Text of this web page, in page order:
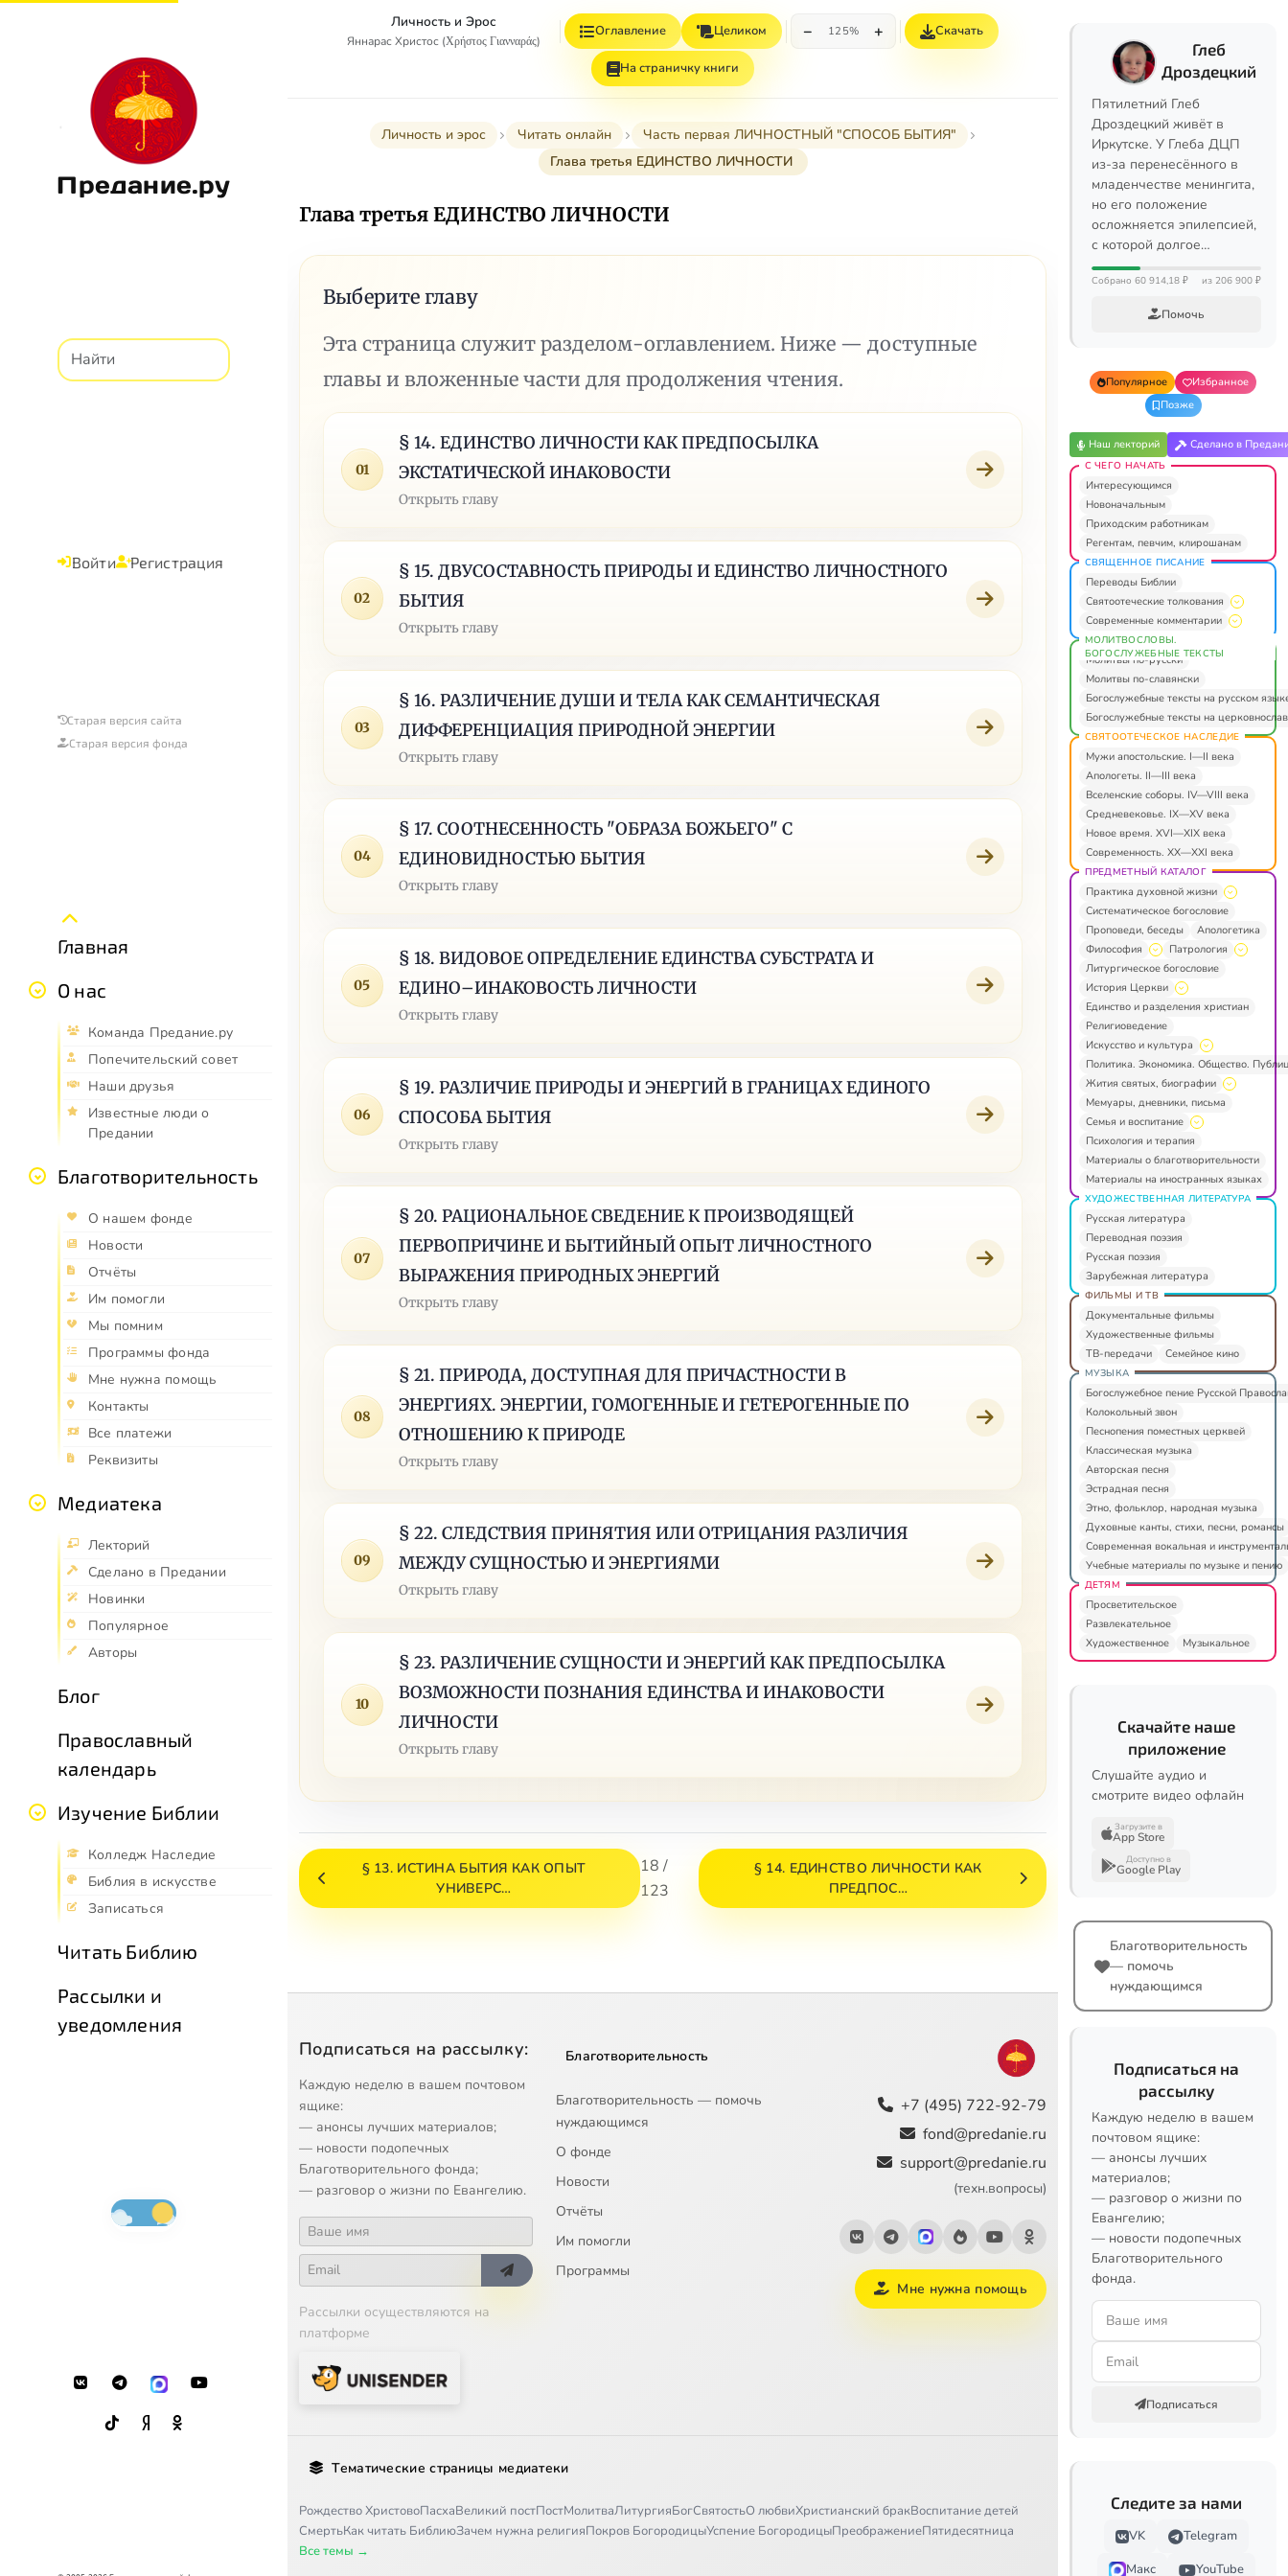
Предание.ру
Войти Регистрация
Старая версия сайта
Старая версия фонда
Главная
О нас
Команда Предание.ру
Попечительский совет
Наши друзья
Известные люди о
Предании
Благотворительность
О нашем фонде
Новости
Отчёты
Им помогли
Мы помним
Программы фонда
Мне нужна помощь
Контакты
Все платежи
Реквизиты
Медиатека
Лекторий
Сделано в Предании
Новинки
Популярное
Авторы
Блог
Православный
календарь
Изучение Библии
Колледж Наследие
Библия в искусстве
Записаться
Читать Библию
Рассылки и
уведомления
Личность и Эрос
Яннарас Христос (Χρήστος Γιανναράς)
Оглавление Целиком − 125% + Скачать
На страничку книги
Личность и эрос Читать онлайн
Часть первая ЛИЧНОСТНЫЙ "СПОСОБ БЫТИЯ"
Глава третья ЕДИНСТВО ЛИЧНОСТИ
Глава третья ЕДИНСТВО ЛИЧНОСТИ
Выберите главу
Эта страница служит разделом-оглавлением. Ниже — доступные
главы и вложенные части для продолжения чтения.
01
§ 14. ЕДИНСТВО ЛИЧНОСТИ КАК ПРЕДПОСЫЛКА
ЭКСТАТИЧЕСКОЙ ИНАКОВОСТИ
Открыть главу
02
§ 15. ДВУСОСТАВНОСТЬ ПРИРОДЫ И ЕДИНСТВО ЛИЧНОСТНОГО
БЫТИЯ
Открыть главу
03
§ 16. РАЗЛИЧЕНИЕ ДУШИ И ТЕЛА КАК СЕМАНТИЧЕСКАЯ
ДИФФЕРЕНЦИАЦИЯ ПРИРОДНОЙ ЭНЕРГИИ
Открыть главу
04
§ 17. СООТНЕСЕННОСТЬ "ОБРАЗА БОЖЬЕГО" С
ЕДИНОВИДНОСТЬЮ БЫТИЯ
Открыть главу
05
§ 18. ВИДОВОЕ ОПРЕДЕЛЕНИЕ ЕДИНСТВА СУБСТРАТА И
ЕДИНО–ИНАКОВОСТЬ ЛИЧНОСТИ
Открыть главу
06
§ 19. РАЗЛИЧИЕ ПРИРОДЫ И ЭНЕРГИЙ В ГРАНИЦАХ ЕДИНОГО
СПОСОБА БЫТИЯ
Открыть главу
07
§ 20. РАЦИОНАЛЬНОЕ СВЕДЕНИЕ К ПРОИЗВОДЯЩЕЙ
ПЕРВОПРИЧИНЕ И БЫТИЙНЫЙ ОПЫТ ЛИЧНОСТНОГО
ВЫРАЖЕНИЯ ПРИРОДНЫХ ЭНЕРГИЙ
Открыть главу
08
§ 21. ПРИРОДА, ДОСТУПНАЯ ДЛЯ ПРИЧАСТНОСТИ В
ЭНЕРГИЯХ. ЭНЕРГИИ, ГОМОГЕННЫЕ И ГЕТЕРОГЕННЫЕ ПО
ОТНОШЕНИЮ К ПРИРОДЕ
Открыть главу
09
§ 22. СЛЕДСТВИЯ ПРИНЯТИЯ ИЛИ ОТРИЦАНИЯ РАЗЛИЧИЯ
МЕЖДУ СУЩНОСТЬЮ И ЭНЕРГИЯМИ
Открыть главу
10
§ 23. РАЗЛИЧЕНИЕ СУЩНОСТИ И ЭНЕРГИЙ КАК ПРЕДПОСЫЛКА
ВОЗМОЖНОСТИ ПОЗНАНИЯ ЕДИНСТВА И ИНАКОВОСТИ
ЛИЧНОСТИ
Открыть главу
§ 13. ИСТИНА БЫТИЯ КАК ОПЫТ
УНИВЕРС…
18 /
123
§ 14. ЕДИНСТВО ЛИЧНОСТИ КАК
ПРЕДПОС…
Подписаться на рассылку:
Каждую неделю в вашем почтовом
ящике:
— анонсы лучших материалов;
— новости подопечных
Благотворительного фонда;
— разговор о жизни по Евангелию.
Рассылки осуществляются на
платформе
Благотворительность
Благотворительность — помочь
нуждающимся
О фонде
Новости
Отчёты
Им помогли
Программы
+7 (495) 722-92-79
fond@predanie.ru
support@predanie.ru
(техн.вопросы)
Мне нужна помощь
Тематические страницы медиатеки
Рождество ХристовоПасхаВеликий постПостМолитваЛитургияБогСвятостьО любвиХристианский бракВоспитание детей
СмертьКак читать БиблиюЗачем нужна религияПокров БогородицыУспение БогородицыПреображениеПятидесятница
Все темы →
Глеб
Дроздецкий
Пятилетний Глеб
Дроздецкий живёт в
Иркутске. У Глеба ДЦП
из-за перенесённого в
младенчестве менингита,
но его положение
осложняется эпилепсией,
с которой долгое…
Собрано 60 914,18 ₽ из 206 900 ₽
Помочь
Популярное
Избранное
Позже
Наш лекторий Сделано в
С ЧЕГО НАЧАТЬ
Интересующимся
Новоначальным
Приходским работникам
Регентам, певчим, клирошанам
СВЯЩЕННОЕ ПИСАНИЕ
Переводы Библии
Святоотеческие толкования
Современные комментарии
МОЛИТВОСЛОВЫ.
БОГОСЛУЖЕБНЫЕ ТЕКСТЫ
Молитвы по-русски
Молитвы по-славянски
Богослужебные тексты на русском
Богослужебные тексты на
СВЯТООТЕЧЕСКОЕ НАСЛЕДИЕ
Мужи апостольские. I—II века
Апологеты. II—III века
Вселенские соборы. IV—VIII века
Средневековье. IX—XV века
Новое время. XVI—XIX века
Современность. XX—XXI века
ПРЕДМЕТНЫЙ КАТАЛОГ
Практика духовной жизни
Систематическое богословие
Проповеди, беседы
Апологетика
Философия
Патрология
Литургическое богословие
История Церкви
Единство и разделения христиан
Религиоведение
Искусство и культура
Политика. Экономика. Общество.
Жития святых, биографии
Мемуары, дневники, письма
Семья и воспитание
Психология и терапия
Материалы о благотворительности
Материалы на иностранных языках
ХУДОЖЕСТВЕННАЯ ЛИТЕРАТУРА
Русская литература
Переводная поэзия
Русская поэзия
Зарубежная литература
ФИЛЬМЫ И ТВ
Документальные фильмы
Художественные фильмы
ТВ-передачи
Семейное кино
МУЗЫКА
Богослужебное пение Русской
Колокольный звон
Песнопения поместных церквей
Классическая музыка
Авторская песня
Эстрадная песня
Этно, фольклор, народная музыка
Духовные канты, стихи, песни, романсы
Современная вокальная и
Учебные материалы по музыке и пению
ДЕТЯМ
Просветительское
Развлекательное
Художественное
Музыкальное
Скачайте наше
приложение
Слушайте аудио и
смотрите видео офлайн
Загрузите в
App Store
Доступно в
Google Play
Благотворительность
— помочь
нуждающимся
Подписаться на
рассылку
Каждую неделю в вашем
почтовом ящике:
— анонсы лучших
материалов;
— разговор о жизни по
Евангелию;
— новости подопечных
Благотворительного
фонда.
Подписаться
Следите за нами
VK
Telegram
Макс
YouTube